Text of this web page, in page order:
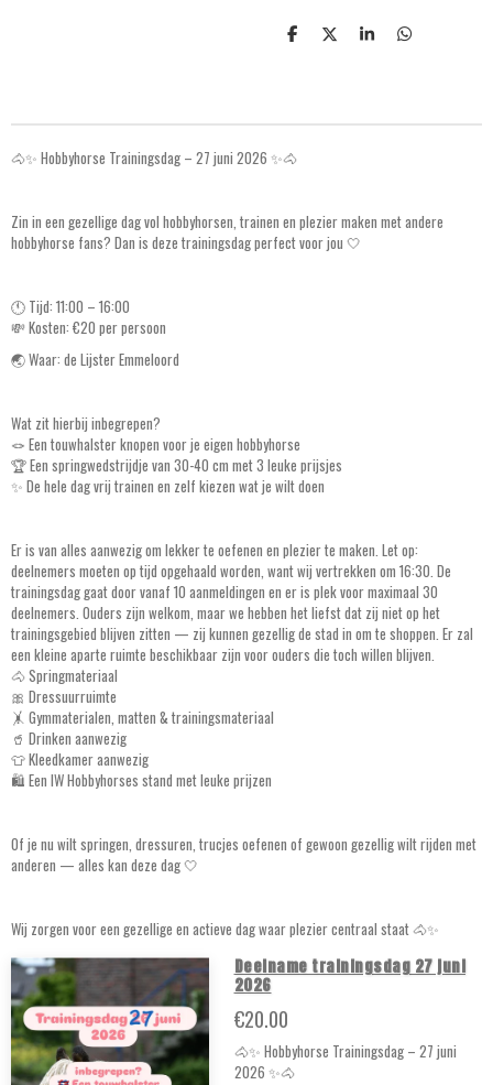
S S S S
🐴✨ Hobbyhorse Trainingsdag – 27 juni 2026 ✨🐴
Zin in een gezellige dag vol hobbyhorsen, trainen en plezier maken met andere
hobbyhorse fans? Dan is deze trainingsdag perfect voor jou 🤍
🕚 Tijd: 11:00 – 16:00
💸 Kosten: €20 per persoon
🌏 Waar: de Lijster Emmeloord
Wat zit hierbij inbegrepen?
🪢 Een touwhalster knopen voor je eigen hobbyhorse
🏆 Een springwedstrijdje van 30-40 cm met 3 leuke prijsjes
✨ De hele dag vrij trainen en zelf kiezen wat je wilt doen
Er is van alles aanwezig om lekker te oefenen en plezier te maken. Let op:
deelnemers moeten op tijd opgehaald worden, want wij vertrekken om 16:30. De
trainingsdag gaat door vanaf 10 aanmeldingen en er is plek voor maximaal 30
deelnemers. Ouders zijn welkom, maar we hebben het liefst dat zij niet op het
trainingsgebied blijven zitten — zij kunnen gezellig de stad in om te shoppen. Er zal
een kleine aparte ruimte beschikbaar zijn voor ouders die toch willen blijven.
🐴 Springmateriaal
🎀 Dressuurruimte
🤸 Gymmaterialen, matten & trainingsmateriaal
🥤 Drinken aanwezig
👕 Kleedkamer aanwezig
🛍️ Een IW Hobbyhorses stand met leuke prijzen
Of je nu wilt springen, dressuren, trucjes oefenen of gewoon gezellig wilt rijden met
anderen — alles kan deze dag 🤍
Wij zorgen voor een gezellige en actieve dag waar plezier centraal staat 🐴✨
Deelname trainingsdag 27 juni
2026
€20.00
🐴✨ Hobbyhorse Trainingsdag – 27 juni
2026 ✨🐴